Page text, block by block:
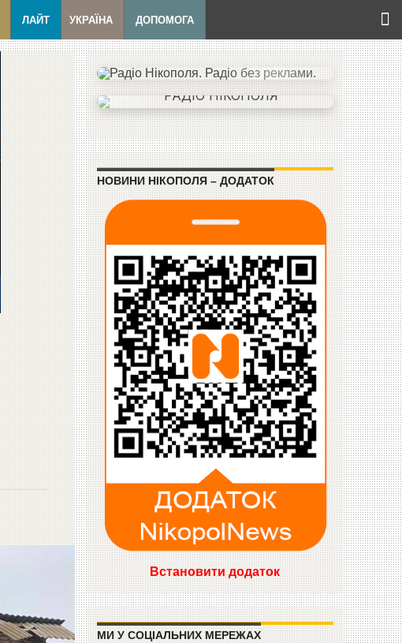
ЛАЙТ УКРАЇНА ДОПОМОГА
НОВИНИ НІКОПОЛЯ – ДОДАТОК
Встановити додаток
МИ У СОЦІАЛЬНИХ МЕРЕЖАХ